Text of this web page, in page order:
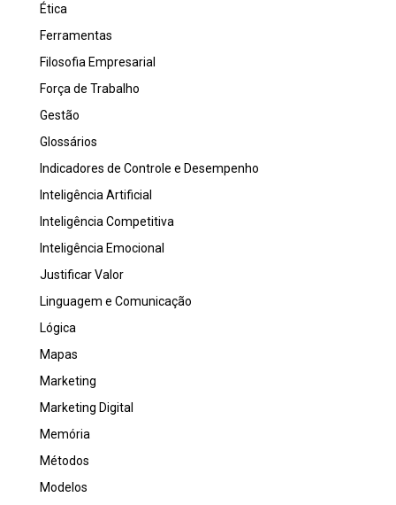
Ética
Ferramentas
Filosofia Empresarial
Força de Trabalho
Gestão
Glossários
Indicadores de Controle e Desempenho
Inteligência Artificial
Inteligência Competitiva
Inteligência Emocional
Justificar Valor
Linguagem e Comunicação
Lógica
Mapas
Marketing
Marketing Digital
Memória
Métodos
Modelos